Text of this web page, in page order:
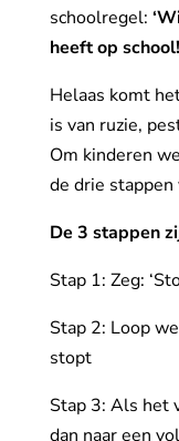
schoolregel:
heeft op
Helaas komt
is van ruzie,
Om kinderen
de drie stappen
De 3 stappen
Stap 1: Zeg:
Stap 2: Loop
stopt
Stap 3: Als het
dan naar een